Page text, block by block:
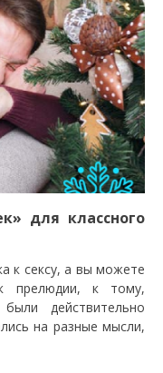
для классного
к сексу, а вы можете
к прелюдии, к тому,
действительно
на разные мысли,